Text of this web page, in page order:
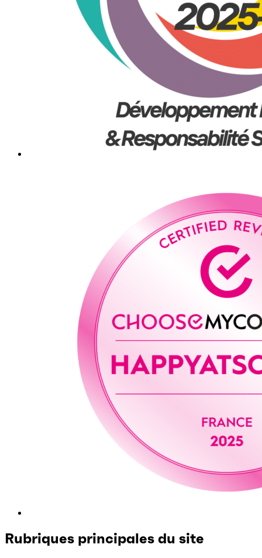
Rubriques principales du site